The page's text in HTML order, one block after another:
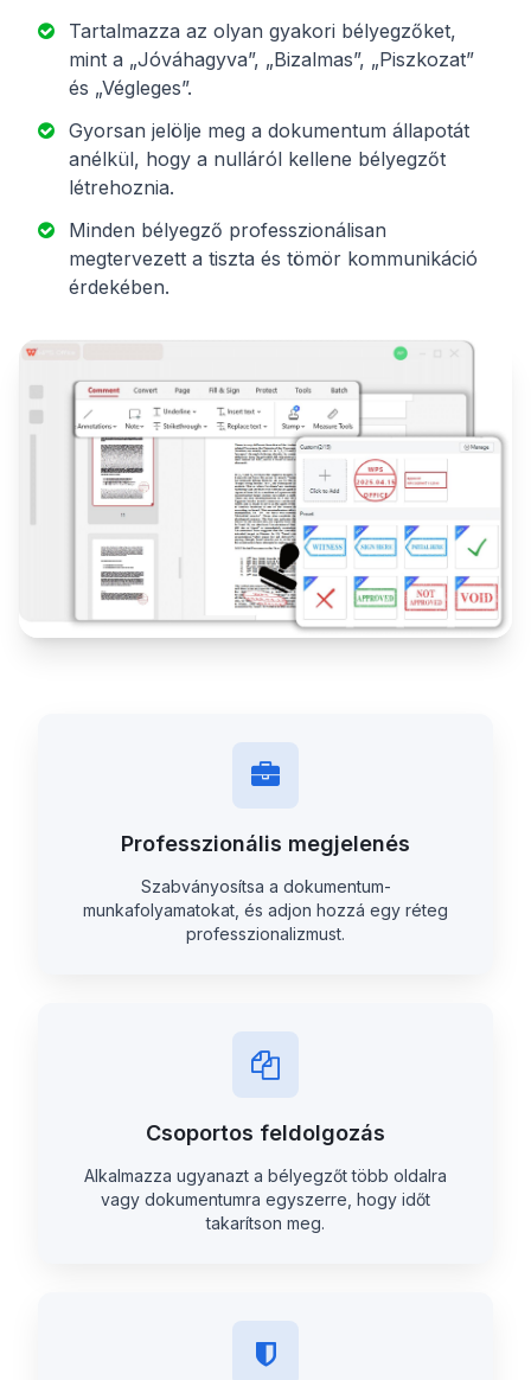
Tartalmazza az olyan gyakori bélyegzőket,
mint a „Jóváhagyva”, „Bizalmas”, „Piszkozat”
és „Végleges”.
Gyorsan jelölje meg a dokumentum állapotát
anélkül, hogy a nulláról kellene bélyegzőt
létrehoznia.
Minden bélyegző professzionálisan
megtervezett a tiszta és tömör kommunikáció
érdekében.
Professzionális megjelenés
Szabványosítsa a dokumentum-
munkafolyamatokat, és adjon hozzá egy réteg
professzionalizmust.
Csoportos feldolgozás
Alkalmazza ugyanazt a bélyegzőt több oldalra
vagy dokumentumra egyszerre, hogy időt
takarítson meg.